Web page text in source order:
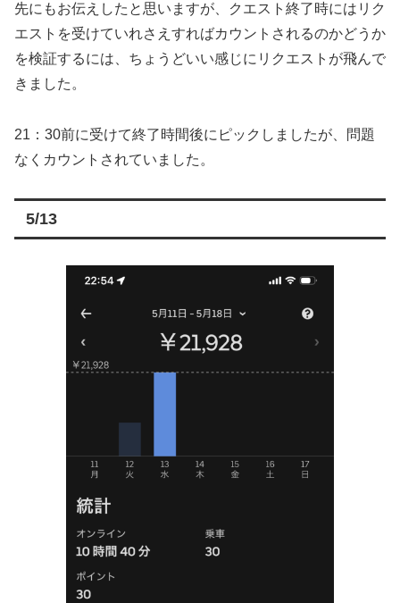
先にもお伝えしたと思いますが、クエスト終了時にはリク
エストを受けていれさえすればカウントされるのかどうか
を検証するには、ちょうどいい感じにリクエストが飛んで
きました。
21：30前に受けて終了時間後にピックしましたが、問題
なくカウントされていました。
5/13